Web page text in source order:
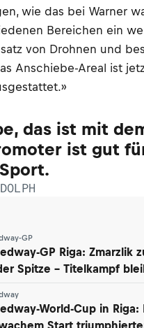
wie das bei Warner
Bereichen ein
von Drohnen und
Anschiebe-Areal ist
das ist mit
ist gut
GP
GP Riga: Zmarzlik
Spitze – Titelkampf
World-Cup in Riga:
Start